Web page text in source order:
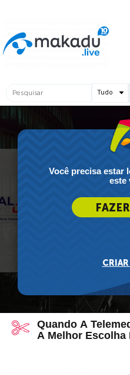
conteúdo
Pesquisar
...
Você precisa estar
este
Quando A
A Melhor Escolha